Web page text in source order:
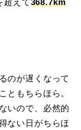
超えて368.7km
のが遅くなって
ともちらほら。
いので、必然的
ない日がちらほ